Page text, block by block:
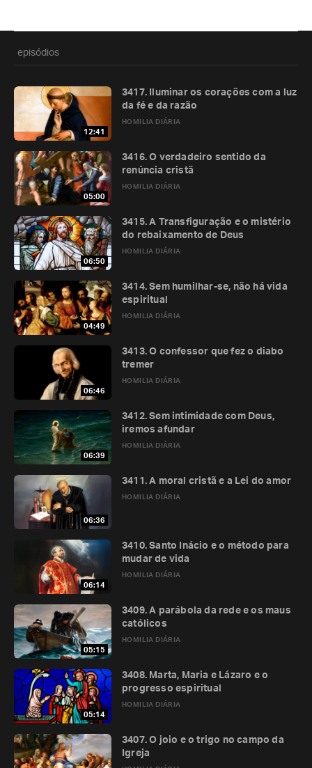
episódios
12:41
HOMILIA DIÁRIA
3417. Iluminar os corações com a luz
da fé e da razão
05:00
HOMILIA DIÁRIA
3416. O verdadeiro sentido da
renúncia cristã
06:50
HOMILIA DIÁRIA
3415. A Transfiguração e o mistério
do rebaixamento de Deus
04:49
HOMILIA DIÁRIA
3414. Sem humilhar-se, não há vida
espiritual
06:46
HOMILIA DIÁRIA
3413. O confessor que fez o diabo
tremer
06:39
HOMILIA DIÁRIA
3412. Sem intimidade com Deus,
iremos afundar
06:36
HOMILIA DIÁRIA
3411. A moral cristã e a Lei do amor
06:14
HOMILIA DIÁRIA
3410. Santo Inácio e o método para
mudar de vida
05:15
HOMILIA DIÁRIA
3409. A parábola da rede e os maus
católicos
05:14
HOMILIA DIÁRIA
3408. Marta, Maria e Lázaro e o
progresso espiritual
3407. O joio e o trigo no campo da
Igreja